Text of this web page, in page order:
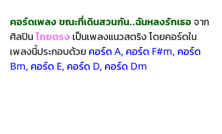
คอร์ดเพลง ขณะที่เดินสวนกัน..ฉันหลงรักเธอจาก
ศิลปินไทยตรง เป็นเพลงแนวสตริง โดยคอร์ดใน
เพลงนี้ประกอบด้วย คอร์ด A, คอร์ด F#m, คอร์ด
Bm, คอร์ด E, คอร์ด D, คอร์ด Dm